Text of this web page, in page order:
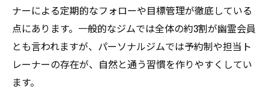
ナーによる定期的なフォローや目標管理が徹底している
点にあります。一般的なジムでは全体の約3割が幽霊会員
とも言われますが、パーソナルジムでは予約制や担当ト
レーナーの存在が、自然と通う習慣を作りやすくしてい
ます。